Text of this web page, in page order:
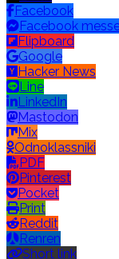
Facebook
Facebook
Flipboard
Google
Hacker News
Line
LinkedIn
Mastodon
Mix
Odnoklassniki
PDF
Pinterest
Pocket
Print
Reddit
Renren
Short link